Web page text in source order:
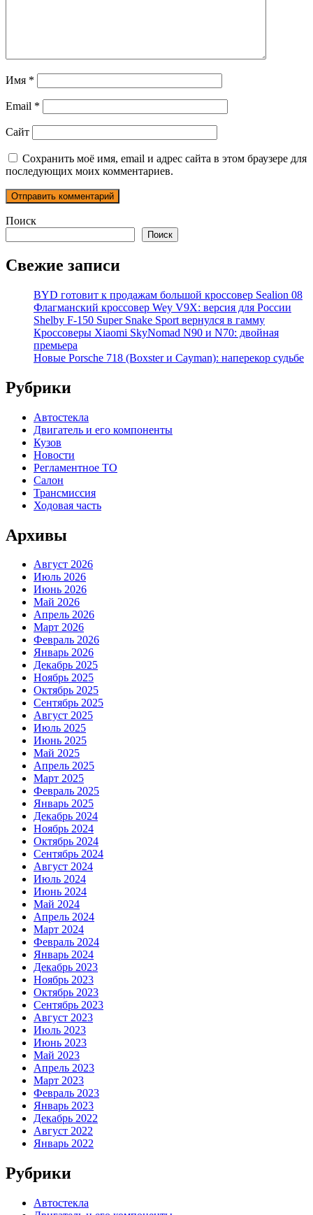
Имя *
Email *
Сайт
Сохранить моё имя, email и адрес сайта в этом браузере для
последующих моих комментариев.
Поиск
Поиск
Свежие записи
BYD готовит к продажам большой кроссовер Sealion 08
Флагманский кроссовер Wey V9X: версия для России
Shelby F-150 Super Snake Sport вернулся в гамму
Кроссоверы Xiaomi SkyNomad N90 и N70: двойная
премьера
Новые Porsche 718 (Boxster и Cayman): наперекор судьбе
Рубрики
Автостекла
Двигатель и его компоненты
Кузов
Новости
Регламентное ТО
Салон
Трансмиссия
Ходовая часть
Архивы
Август 2026
Июль 2026
Июнь 2026
Май 2026
Апрель 2026
Март 2026
Февраль 2026
Январь 2026
Декабрь 2025
Ноябрь 2025
Октябрь 2025
Сентябрь 2025
Август 2025
Июль 2025
Июнь 2025
Май 2025
Апрель 2025
Март 2025
Февраль 2025
Январь 2025
Декабрь 2024
Ноябрь 2024
Октябрь 2024
Сентябрь 2024
Август 2024
Июль 2024
Июнь 2024
Май 2024
Апрель 2024
Март 2024
Февраль 2024
Январь 2024
Декабрь 2023
Ноябрь 2023
Октябрь 2023
Сентябрь 2023
Август 2023
Июль 2023
Июнь 2023
Май 2023
Апрель 2023
Март 2023
Февраль 2023
Январь 2023
Декабрь 2022
Август 2022
Январь 2022
Рубрики
Автостекла